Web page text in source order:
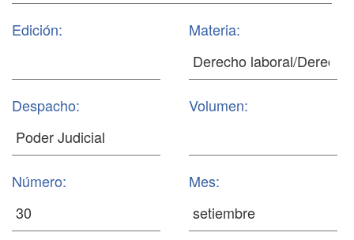
Edición: Materia:
Despacho: Volumen:
Número: Mes: